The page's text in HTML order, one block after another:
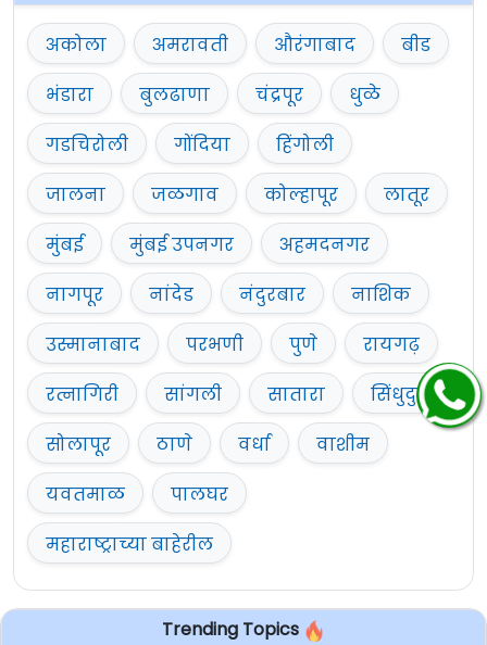
अकोला अमरावती औरंगाबाद
बीड
भंडारा
बुलढाणा चंद्रपूर
धुळे
गडचिरोली
गोंदिया
हिंगोली
जालना
जळगाव कोल्हापूर
लातूर
मुंबई
मुंबई उपनगर
अहमदनगर
नागपूर
नांदेड नंदुरबार
नाशिक
उस्मानाबाद
परभणी पुणे
रायगढ़
रत्नागिरी
सांगली सातारा
सिंधुदुर्ग
सोलापूर
ठाणे वर्धा
वाशीम
यवतमाळ
पालघर
महाराष्ट्राच्या बाहेरील
Trending Topics